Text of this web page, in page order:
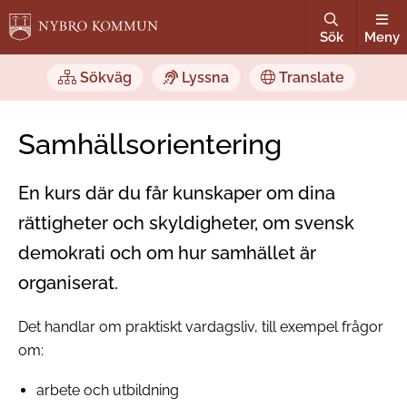
Sök Meny
Sökväg Lyssna Translate
Samhällsorientering
En kurs där du får kunskaper om dina
rättigheter och skyldigheter, om svensk
demokrati och om hur samhället är
organiserat.
Det handlar om praktiskt vardagsliv, till exempel frågor
om:
arbete och utbildning